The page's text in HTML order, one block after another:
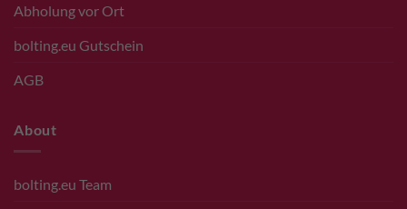
Abholung vor Ort
bolting.eu Gutschein
AGB
About
bolting.eu Team